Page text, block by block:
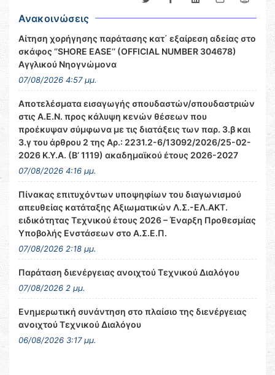
Ανακοινώσεις
Αίτηση χορήγησης παράτασης κατ΄ εξαίρεση αδείας στο
σκάφος ‘’SHORE EASE’’ (OFFICIAL NUMBER 304678)
Αγγλικού Νηογνώμονα
07/08/2026 4:57 μμ.
Αποτελέσματα εισαγωγής σπουδαστών/σπουδαστριών
στις Α.Ε.Ν. προς κάλυψη κενών θέσεων που
προέκυψαν σύμφωνα με τις διατάξεις των παρ. 3.β και
3.γ του άρθρου 2 της Αρ.: 2231.2-6/13092/2026/25-02-
2026 Κ.Υ.Α. (Β’ 1119) ακαδημαϊκού έτους 2026-2027
07/08/2026 4:16 μμ.
Πίνακας επιτυχόντων υποψηφίων του διαγωνισμού
απευθείας κατάταξης Αξιωματικών Λ.Σ.-ΕΛ.ΑΚΤ.
ειδικότητας Τεχνικού έτους 2026 – Έναρξη Προθεσμίας
Υποβολής Ενστάσεων στο Α.Σ.Ε.Π.
07/08/2026 2:18 μμ.
Παράταση διενέργειας ανοιχτού Τεχνικού Διαλόγου
07/08/2026 2 μμ.
Ενημερωτική συνάντηση στο πλαίσιο της διενέργειας
ανοιχτού Τεχνικού Διαλόγου
06/08/2026 3:17 μμ.